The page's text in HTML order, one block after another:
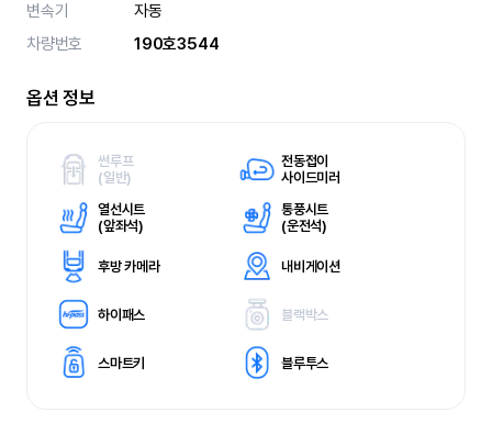
변속기
자동
차량번호
190호3544
옵션 정보
썬루프
(일반)
전동접이
사이드미러
열선시트
(앞좌석)
통풍시트
(운전석)
후방 카메라 내비게이션
하이패스 블랙박스
스마트키 블루투스